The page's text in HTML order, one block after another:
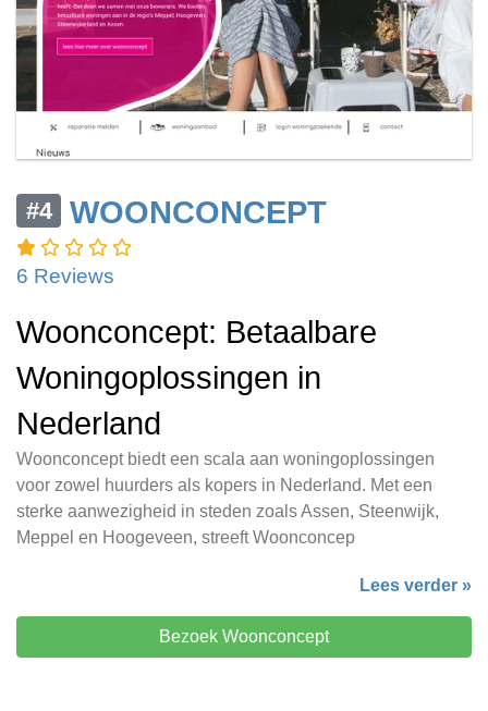
#4 WOONCONCEPT
6 Reviews
Woonconcept: Betaalbare
Woningoplossingen in
Nederland
Woonconcept biedt een scala aan woningoplossingen
voor zowel huurders als kopers in Nederland. Met een
sterke aanwezigheid in steden zoals Assen, Steenwijk,
Meppel en Hoogeveen, streeft Woonconcep
Lees verder »
Bezoek Woonconcept